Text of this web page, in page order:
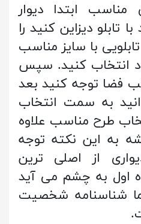
مناسب ابتدا دیوار
تابلو دیزاین کنید را
با سایز مناسب
انتخاب کنید. سپس
فضا توجه کنید بعد
میتوانید به سمت انتخاب
طرح مناسب علاوه
به این نکته توجه
از اصلی ترین
اول به چشم می آید
شناسنامه شخصیت